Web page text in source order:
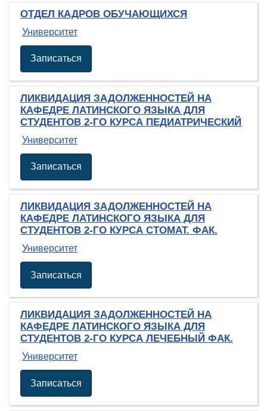
ОТДЕЛ КАДРОВ ОБУЧАЮЩИХСЯ
Университет
Записаться
ЛИКВИДАЦИЯ ЗАДОЛЖЕННОСТЕЙ НА
КАФЕДРЕ ЛАТИНСКОГО ЯЗЫКА ДЛЯ
СТУДЕНТОВ 2-ГО КУРСА ПЕДИАТРИЧЕСКИЙ
Университет
Записаться
ЛИКВИДАЦИЯ ЗАДОЛЖЕННОСТЕЙ НА
КАФЕДРЕ ЛАТИНСКОГО ЯЗЫКА ДЛЯ
СТУДЕНТОВ 2-ГО КУРСА СТОМАТ. ФАК.
Университет
Записаться
ЛИКВИДАЦИЯ ЗАДОЛЖЕННОСТЕЙ НА
КАФЕДРЕ ЛАТИНСКОГО ЯЗЫКА ДЛЯ
СТУДЕНТОВ 2-ГО КУРСА ЛЕЧЕБНЫЙ ФАК.
Университет
Записаться